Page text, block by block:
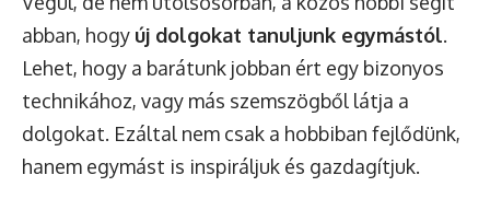
abban, hogy új dolgokat tanuljunk egymástól.
Lehet, hogy a barátunk jobban ért egy bizonyos
technikához, vagy más szemszögből látja a
dolgokat. Ezáltal nem csak a hobbiban fejlődünk,
hanem egymást is inspiráljuk és gazdagítjuk.